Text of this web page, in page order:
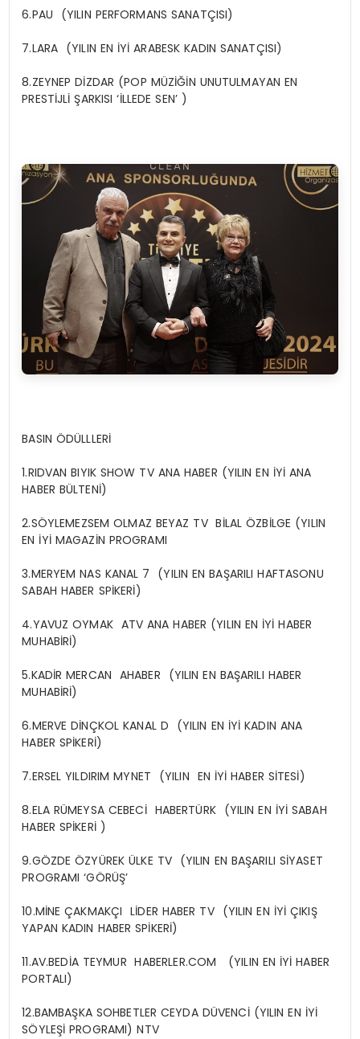
6.PAU (YILIN PERFORMANS SANATÇISI)
7.LARA (YILIN EN İYİ ARABESK KADIN SANATÇISI)
8.ZEYNEP DİZDAR (POP MÜZİĞİN UNUTULMAYAN EN
PRESTİJLİ ŞARKISI ‘İLLEDE SEN’ )
BASIN ÖDÜLLLERİ
1.RIDVAN BIYIK SHOW TV ANA HABER (YILIN EN İYİ ANA
HABER BÜLTENİ)
2.SÖYLEMEZSEM OLMAZ BEYAZ TV BİLAL ÖZBİLGE (YILIN
EN İYİ MAGAZİN PROGRAMI
3.MERYEM NAS KANAL 7 (YILIN EN BAŞARILI HAFTASONU
SABAH HABER SPİKERİ)
4.YAVUZ OYMAK ATV ANA HABER (YILIN EN İYİ HABER
MUHABİRİ)
5.KADİR MERCAN AHABER (YILIN EN BAŞARILI HABER
MUHABİRİ)
6.MERVE DİNÇKOL KANAL D (YILIN EN İYİ KADIN ANA
HABER SPİKERİ)
7.ERSEL YILDIRIM MYNET (YILIN EN İYİ HABER SİTESİ)
8.ELA RÜMEYSA CEBECİ HABERTÜRK (YILIN EN İYİ SABAH
HABER SPİKERİ )
9.GÖZDE ÖZYÜREK ÜLKE TV (YILIN EN BAŞARILI SİYASET
PROGRAMI ‘GÖRÜŞ’
10.MİNE ÇAKMAKÇI LİDER HABER TV (YILIN EN İYİ ÇIKIŞ
YAPAN KADIN HABER SPİKERİ)
11.AV.BEDİA TEYMUR HABERLER.COM (YILIN EN İYİ HABER
PORTALI)
12.BAMBAŞKA SOHBETLER CEYDA DÜVENCİ (YILIN EN İYİ
SÖYLEŞİ PROGRAMI) NTV